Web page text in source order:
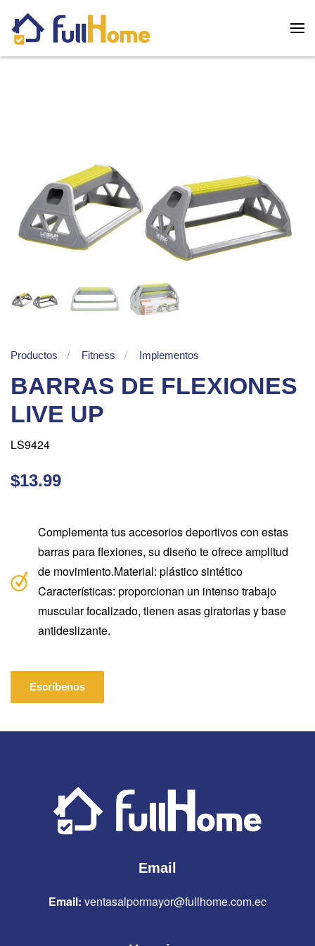
Skip to main content
Productos Fitness Implementos
BARRAS DE FLEXIONES
LIVE UP
LS9424
$13.99
Complementa tus accesorios deportivos con estas
barras para flexiones, su diseño te ofrece amplitud
de movimiento.Material: plástico sintético
Características: proporcionan un intenso trabajo
muscular focalizado, tienen asas giratorias y base
antideslizante.
Escríbenos
Email
Email: ventasalpormayor@fullhome.com.ec